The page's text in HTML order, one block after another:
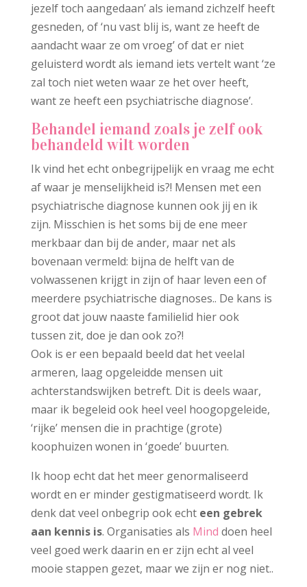
jezelf toch aangedaan’ als iemand zichzelf heeft
gesneden, of ‘nu vast blij is, want ze heeft de
aandacht waar ze om vroeg’ of dat er niet
geluisterd wordt als iemand iets vertelt want ‘ze
zal toch niet weten waar ze het over heeft,
want ze heeft een psychiatrische diagnose’.
Behandel iemand zoals je zelf ook
behandeld wilt worden
Ik vind het echt onbegrijpelijk en vraag me echt
af waar je menselijkheid is?! Mensen met een
psychiatrische diagnose kunnen ook jij en ik
zijn. Misschien is het soms bij de ene meer
merkbaar dan bij de ander, maar net als
bovenaan vermeld: bijna de helft van de
volwassenen krijgt in zijn of haar leven een of
meerdere psychiatrische diagnoses.. De kans is
groot dat jouw naaste familielid hier ook
tussen zit, doe je dan ook zo?!
Ook is er een bepaald beeld dat het veelal
armeren, laag opgeleidde mensen uit
achterstandswijken betreft. Dit is deels waar,
maar ik begeleid ook heel veel hoogopgeleide,
‘rijke’ mensen die in prachtige (grote)
koophuizen wonen in ‘goede’ buurten.
Ik hoop echt dat het meer genormaliseerd
wordt en er minder gestigmatiseerd wordt. Ik
denk dat veel onbegrip ook echt een gebrek
aan kennis is. Organisaties als Mind doen heel
veel goed werk daarin en er zijn echt al veel
mooie stappen gezet, maar we zijn er nog niet..